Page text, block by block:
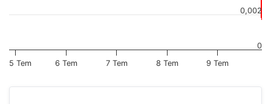
5 Tem 6 Tem 7 Tem 8 Tem 9 Tem
0
0,002